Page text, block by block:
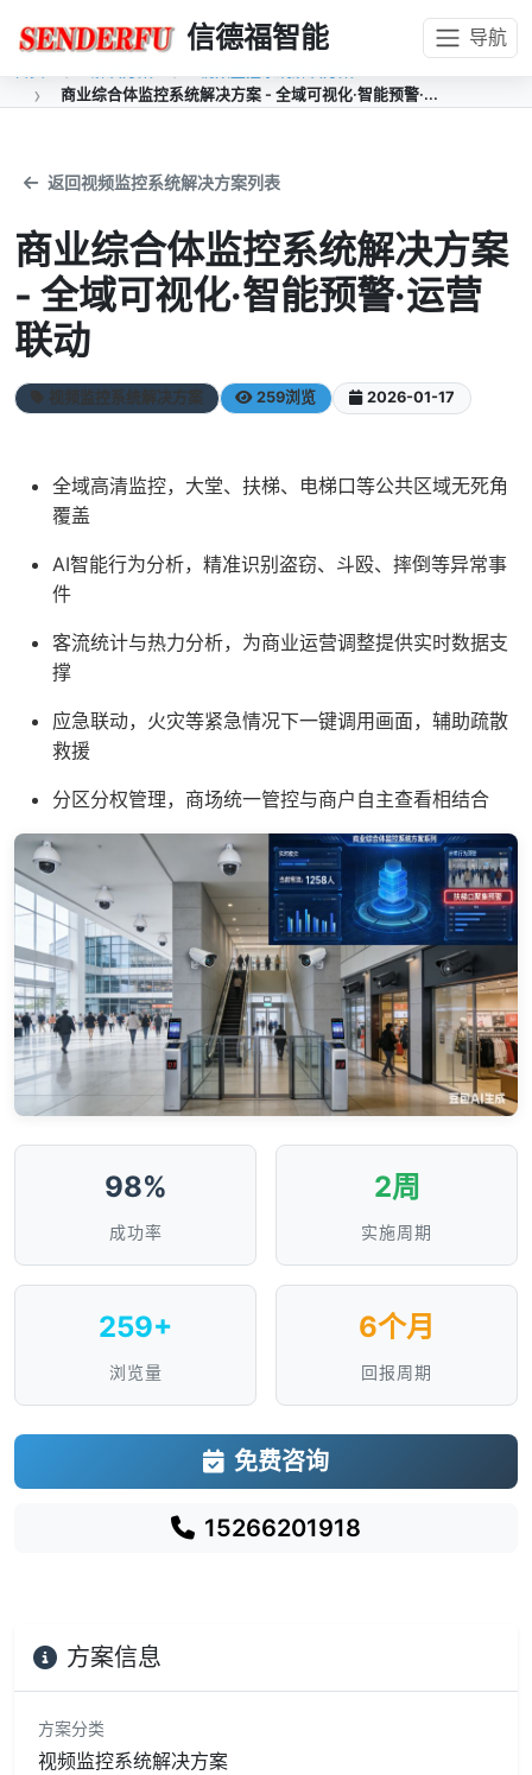
信德福智能 导航
商业综合体监控系统解决方案 - 全域可视化·智能预警·...
返回视频监控系统解决方案列表
商业综合体监控系统解决方案
- 全域可视化·智能预警·运营
联动
视频监控系统解决方案 259浏览 2026-01-17
全域高清监控，大堂、扶梯、电梯口等公共区域无死角
覆盖
AI智能行为分析，精准识别盗窃、斗殴、摔倒等异常事
件
客流统计与热力分析，为商业运营调整提供实时数据支
撑
应急联动，火灾等紧急情况下一键调用画面，辅助疏散
救援
分区分权管理，商场统一管控与商户自主查看相结合
98%
成功率
2周
实施周期
259+
浏览量
6个月
回报周期
免费咨询
15266201918
方案信息
方案分类
视频监控系统解决方案